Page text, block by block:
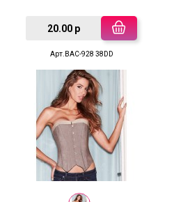
20.00 р
Арт.BAC-928 38DD